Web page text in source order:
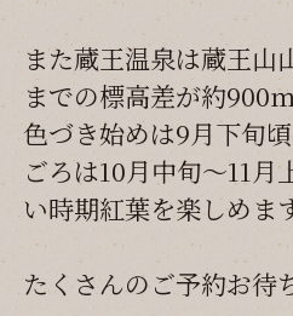
また蔵王温泉は蔵王山
までの標高差が約900
色づき始めは9月下旬
ごろは10月中旬～11月
い時期紅葉を楽しめま
たくさんのご予約お待